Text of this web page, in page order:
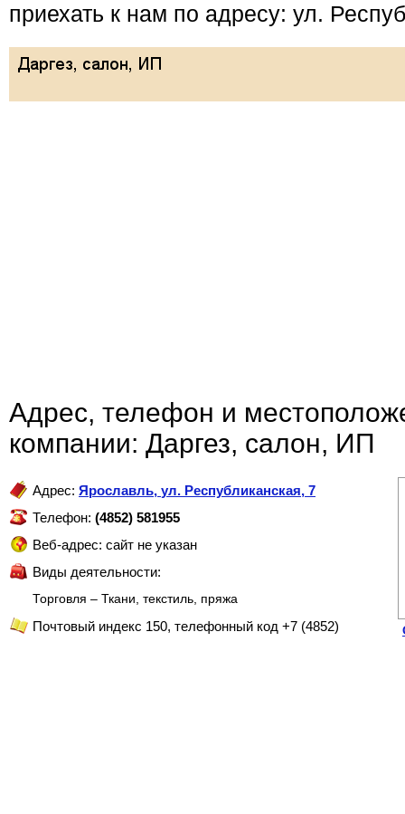
приехать к нам по адресу: ул.
Адрес, телефон и
компании: Даргез, салон, ИП
Адрес: Ярославль, ул. Республиканская, 7
Телефон: (4852) 581955
Веб-адрес: сайт не указан
Виды деятельности:
Торговля – Ткани, текстиль, пряжа
Почтовый индекс 150, телефонный код +7 (4852)